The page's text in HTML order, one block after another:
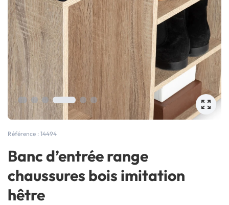
Référence : 14494
Banc d’entrée range
chaussures bois imitation
hêtre